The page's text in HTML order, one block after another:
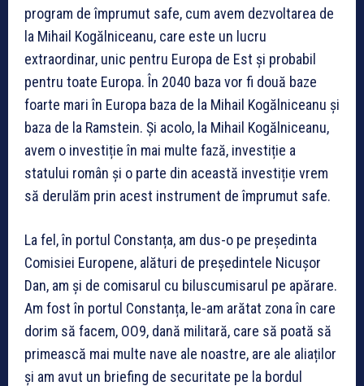
program de împrumut safe, cum avem dezvoltarea de
la Mihail Kogălniceanu, care este un lucru
extraordinar, unic pentru Europa de Est și probabil
pentru toate Europa. În 2040 baza vor fi două baze
foarte mari în Europa baza de la Mihail Kogălniceanu și
baza de la Ramstein. Și acolo, la Mihail Kogălniceanu,
avem o investiție în mai multe fază, investiție a
statului român și o parte din această investiție vrem
să derulăm prin acest instrument de împrumut safe.
La fel, în portul Constanța, am dus-o pe președinta
Comisiei Europene, alături de președintele Nicușor
Dan, am și de comisarul cu biluscumisarul pe apărare.
Am fost în portul Constanța, le-am arătat zona în care
dorim să facem, OO9, dană militară, care să poată să
primească mai multe nave ale noastre, are ale aliaților
și am avut un briefing de securitate pe la bordul